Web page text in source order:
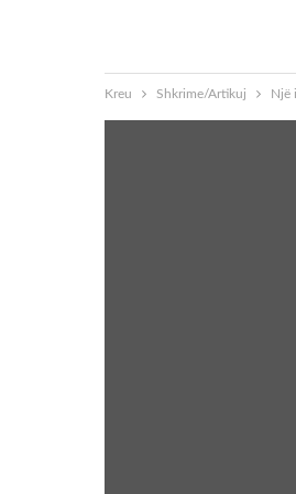
Kreu Shkrime/Artikuj Një